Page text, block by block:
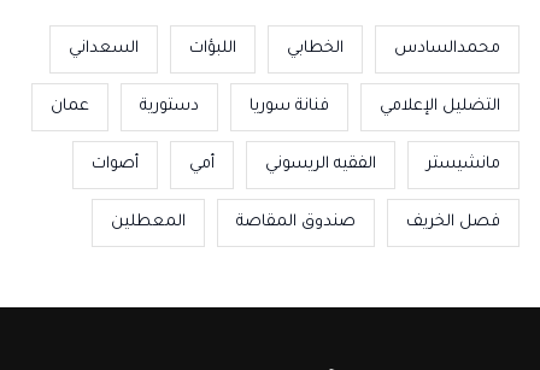
محمدالسادس الخطابي اللبؤات السعداني
التضليل الإعلامي فنانة سوريا دستورية عمان
مانشيستر الفقيه الريسوني أمي أصوات
فصل الخريف صندوق المقاصة المعطلين